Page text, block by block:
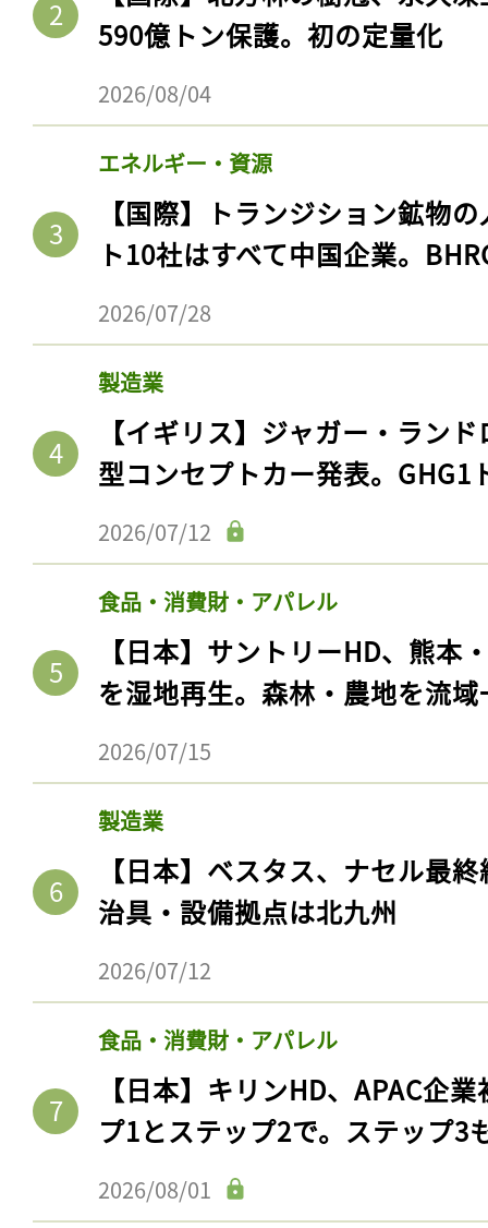
590億トン保護。初の定量化
2026/08/04
エネルギー・資源
【国際】トランジション鉱物
ト10社はすべて中国企業。
2026/07/28
製造業
【イギリス】ジャガー・ラン
型コンセプトカー発表。GHG1
2026/07/12
食品・消費財・アパレル
【日本】サントリーHD、熊本
を湿地再生。森林・農地を流
2026/07/15
製造業
【日本】ベスタス、ナセル最
治具・設備拠点は北九州
2026/07/12
食品・消費財・アパレル
【日本】キリンHD、APAC企
プ1とステップ2で。ステップ3
2026/08/01